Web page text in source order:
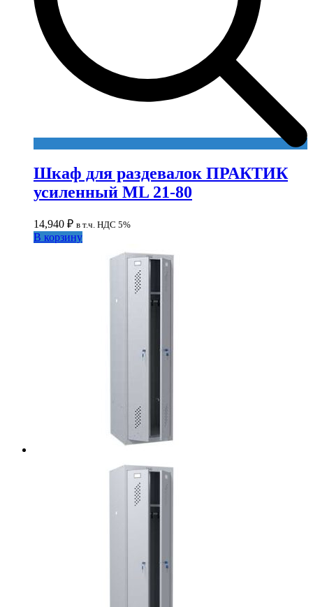
Шкаф для раздевалок ПРАКТИК
усиленный ML 21-80
14,940 ₽ в т.ч. НДС 5%
В корзину